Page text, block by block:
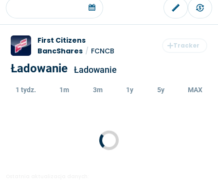
First Citizens
BancShares / FCNCB
Ładowanie Ładowanie
1 tydz. 1m 3m 1y 5y MAX